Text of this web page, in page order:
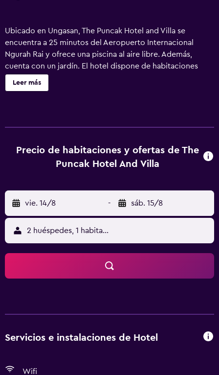
Ubicado en Ungasan, The Puncak Hotel and Villa se
encuentra a 25 minutos del Aeropuerto Internacional
Ngurah Rai y ofrece una piscina al aire libre. Además,
cuenta con un jardín. El hotel dispone de habitaciones
equipadas con una ducha, además de todas las
comodidades necesarias para asegurarte una estancia
Leer más
Precio de habitaciones y ofertas de The
Puncak Hotel And Villa
vie. 14/8 - sáb. 15/8
2 huéspedes, 1 habitación
Servicios e instalaciones de Hotel
Wifi